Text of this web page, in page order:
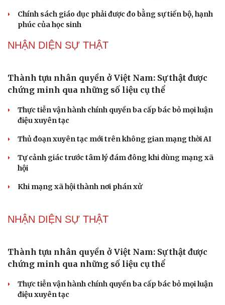
Cho ngân hàng quản lý tài sản bảo đảm trái phiếu: Cần
Đại biểu Quốc hội: Trao quyền lớn cho Petrovietnam
phải có “hàng rào” kiểm soát
Đề xuất tăng tuổi nghỉ hưu sĩ quan quân đội, tùy đặc thù
từng vị trí
Đại tướng Phan Văn Giang: Cấp phép UAV phải gắn với
định danh để bảo vệ bầu trời
mãn kinh như thế nào?
Phong slư - “thư tình” bằng dân ca của người Tày
Ngại khám bệnh, nhiều người tự chữa bệnh xã hội rồi
nhận hậu quả lớn